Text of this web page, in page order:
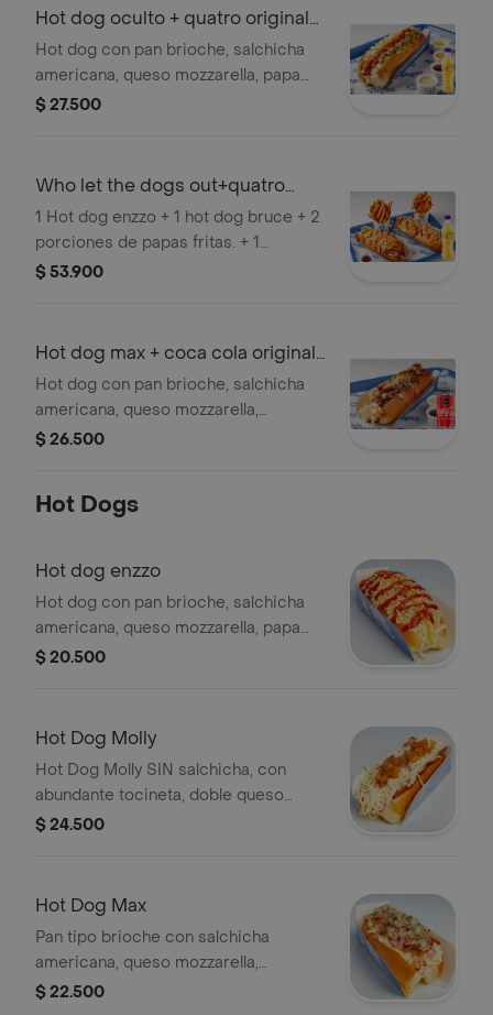
Hot dog oculto + quatro original
400ml
Hot dog con pan brioche, salchicha
americana, queso mozzarella, papa
ripio, jalapeños, mermelada de
$ 27.500
Who let the dogs out+quatro
400ml
1 Hot dog enzzo + 1 hot dog bruce + 2
porciones de papas fritas. + 1
gaseosa
$ 53.900
Hot dog max + coca cola original
250 ml
Hot dog con pan brioche, salchicha
americana, queso mozzarella,
tocineta, cebolla caramelizada y
$ 26.500
Hot Dogs
Hot dog enzzo
Hot dog con pan brioche, salchicha
americana, queso mozzarella, papa
ripio, piña caramelizada, salsa de
$ 20.500
Hot Dog Molly
Hot Dog Molly SIN salchicha, con
abundante tocineta, doble queso
mozzarella y piña caramelizada.
$ 24.500
Hot Dog Max
Pan tipo brioche con salchicha
americana, queso mozzarella,
tocineta, cebolla caramelizada y
$ 22.500